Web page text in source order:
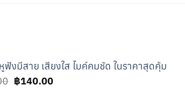
ฟังมีสาย เสียงใส ไมค์คมชัด ในราคาสุดคุ้ม
Original
฿140.00Current